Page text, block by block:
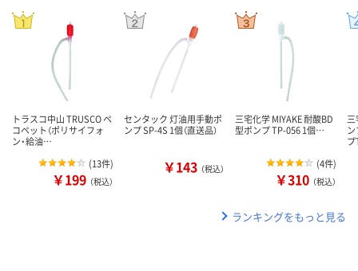
トラスコ中山 TRUSCO ペ
コペット（ポリサイフォ
ン・給油…
(13件)
￥199 （税込）
センタック 灯油用手動ポ
ンプ SP-4S 1個（直送品）
￥143 （税込）
三宅化学 MIYAKE 耐酸BD
型ポンプ TP-056 1個…
(4件)
￥310 （税込）
ランキングをもっと見る